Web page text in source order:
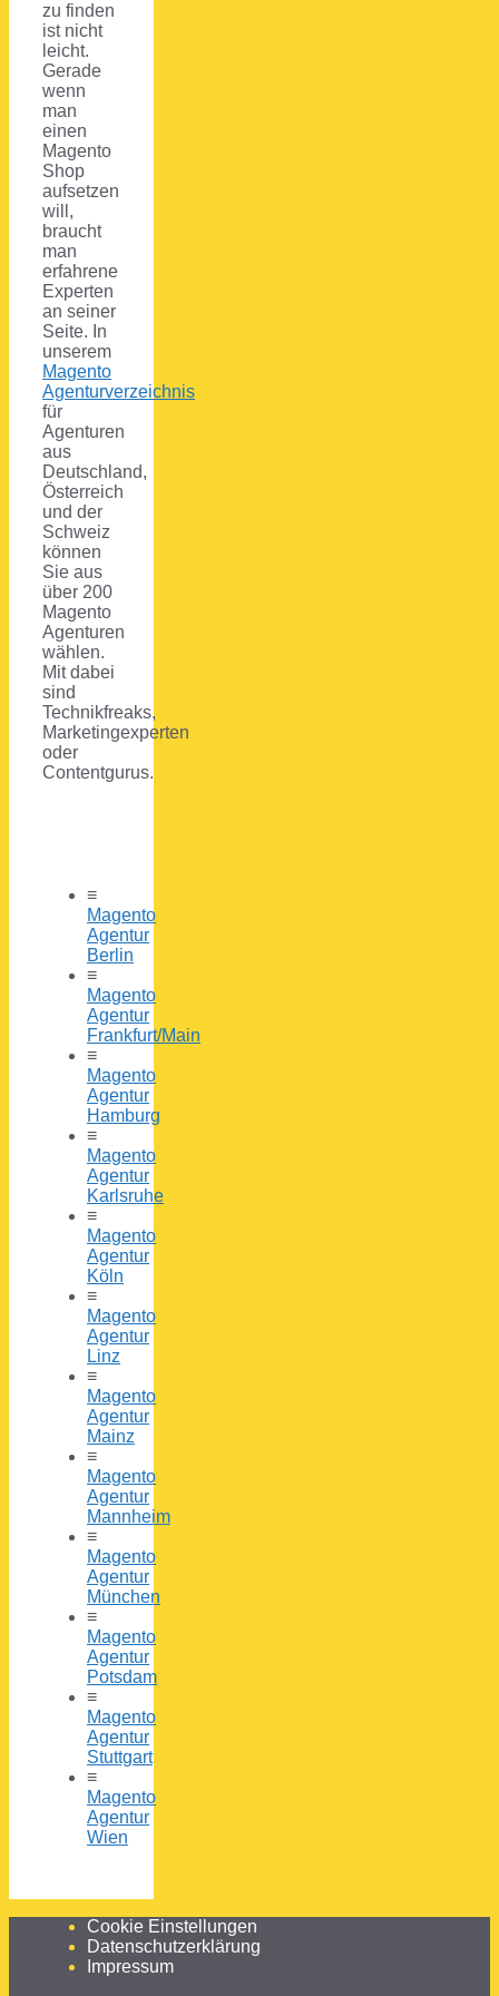
zu finden
ist nicht
leicht.
Gerade
wenn
man
einen
Magento
Shop
aufsetzen
will,
braucht
man
erfahrene
Experten
an seiner
Seite. In
unserem
Magento
Agenturverzeichnis
für
Agenturen
aus
Deutschland,
Österreich
und der
Schweiz
können
Sie aus
über 200
Magento
Agenturen
wählen.
Mit dabei
sind
Technikfreaks,
Marketingexperten
oder
Contentgurus.
≡
Magento
Agentur
Berlin
≡
Magento
Agentur
Frankfurt/Main
≡
Magento
Agentur
Hamburg
≡
Magento
Agentur
Karlsruhe
≡
Magento
Agentur
Köln
≡
Magento
Agentur
Linz
≡
Magento
Agentur
Mainz
≡
Magento
Agentur
Mannheim
≡
Magento
Agentur
München
≡
Magento
Agentur
Potsdam
≡
Magento
Agentur
Stuttgart
≡
Magento
Agentur
Wien
Cookie Einstellungen
Datenschutzerklärung
Impressum